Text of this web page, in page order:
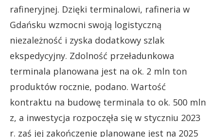
rafineryjnej. Dzięki terminalowi, rafineria w
Gdańsku wzmocni swoją logistyczną
niezależność i zyska dodatkowy szlak
ekspedycyjny. Zdolność przeładunkowa
terminala planowana jest na ok. 2 mln ton
produktów rocznie, podano. Wartość
kontraktu na budowę terminala to ok. 500 mln
z, a inwestycja rozpoczęła się w styczniu 2023
r. zaś jej zakończenie planowane jest na 2025